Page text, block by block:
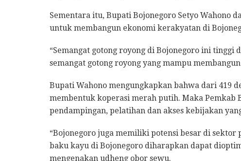
Sementara itu, Bupati Bojonegoro Setyo Wahono
untuk membangun ekonomi kerakyatan di
“Semangat gotong royong di Bojonegoro ini
semangat gotong royong yang mampu
Bupati Wahono mengungkapkan bahwa dari 419
membentuk koperasi merah putih. Maka Pemkab
pendampingan, pelatihan dan akses kebijakan
“Bojonegoro juga memiliki potensi besar di
baku kayu di Bojonegoro diharapkan dapat
mengenakan udheng obor sewu.